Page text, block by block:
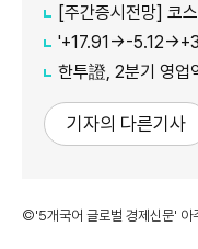
[주간증시전망] 코스피, 급
'+17.91→-5.12→+3.76→-
한투證, 2분기 영업익
기자의 다른기사
©'5개국어 글로벌 경제신문' 아